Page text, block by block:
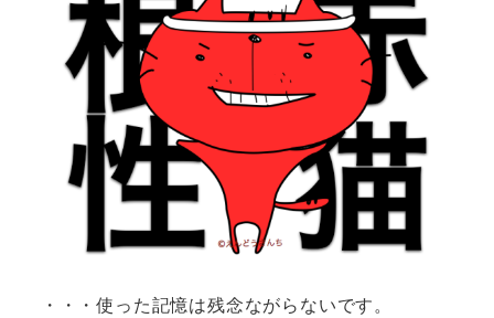
・・・使った記憶は残念ながらないです。